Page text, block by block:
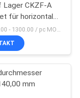
18
Lager CKZF-A
für horizontale
InstallationUSD 165.00 - 1300.00 / pc MOQ:1 pc
mm